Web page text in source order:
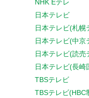
NHK Eテレ
日本テレビ
日本テレビ(札幌
日本テレビ(中京
日本テレビ(読売
日本テレビ(長崎
TBSテレビ
TBSテレビ(HBC